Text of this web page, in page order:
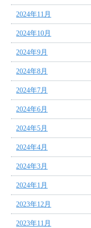
2024年11月
2024年10月
2024年9月
2024年8月
2024年7月
2024年6月
2024年5月
2024年4月
2024年3月
2024年1月
2023年12月
2023年11月